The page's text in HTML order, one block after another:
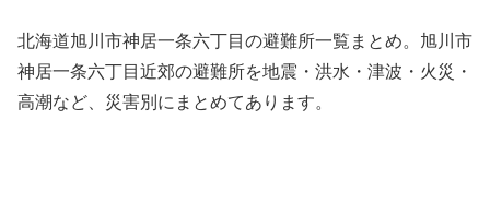
北海道旭川市神居一条六丁目の避難所一覧まとめ。旭川市
神居一条六丁目近郊の避難所を地震・洪水・津波・火災・
高潮など、災害別にまとめてあります。